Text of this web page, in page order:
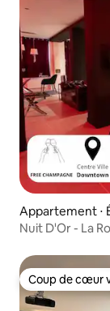
Appartement ⋅
Nuit D'Or - La
Coup de cœur
Coup de cœur